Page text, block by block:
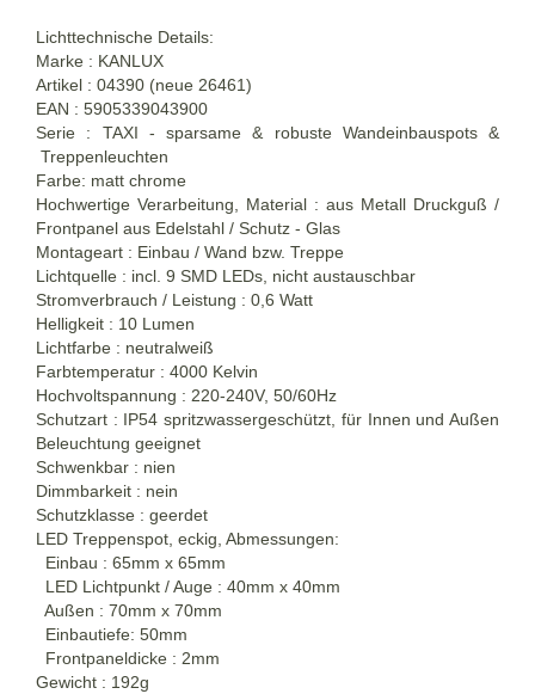
Lichttechnische Details:
Marke : KANLUX
Artikel : 04390 (neue 26461)
EAN : 5905339043900
Serie : TAXI - sparsame & robuste Wandeinbauspots &
Treppenleuchten
Farbe: matt chrome
Hochwertige Verarbeitung, Material : aus Metall Druckguß /
Frontpanel aus Edelstahl / Schutz - Glas
Montageart : Einbau / Wand bzw. Treppe
Lichtquelle : incl. 9 SMD LEDs, nicht austauschbar
Stromverbrauch / Leistung : 0,6 Watt
Helligkeit : 10 Lumen
Lichtfarbe : neutralweiß
Farbtemperatur : 4000 Kelvin
Hochvoltspannung : 220-240V, 50/60Hz
Schutzart : IP54 spritzwassergeschützt, für Innen und Außen
Beleuchtung geeignet
Schwenkbar : nien
Dimmbarkeit : nein
Schutzklasse : geerdet
LED Treppenspot, eckig, Abmessungen:
Einbau : 65mm x 65mm
LED Lichtpunkt / Auge : 40mm x 40mm
Außen : 70mm x 70mm
Einbautiefe: 50mm
Frontpaneldicke : 2mm
Gewicht : 192g